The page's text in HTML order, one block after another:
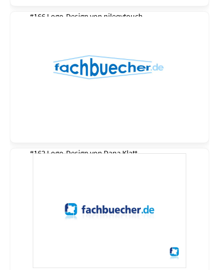
#166 Logo-Design von njleqytouch
#162 Logo-Design vonDana Klatt